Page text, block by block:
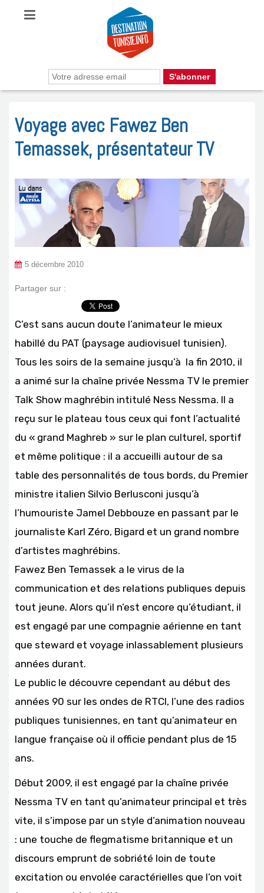
Voyage avec Fawez Ben
Temassek, présentateur TV
5 décembre 2010
Partager sur :
C’est sans aucun doute l’animateur le mieux
habillé du PAT (paysage audiovisuel tunisien).
Tous les soirs de la semaine jusqu’à la fin 2010, il
a animé sur la chaîne privée Nessma TV le premier
Talk Show maghrébin intitulé Ness Nessma. Il a
reçu sur le plateau tous ceux qui font l’actualité
du « grand Maghreb » sur le plan culturel, sportif
et même politique : il a accueilli autour de sa
table des personnalités de tous bords, du Premier
ministre italien Silvio Berlusconi jusqu’à
l’humouriste Jamel Debbouze en passant par le
journaliste Karl Zéro, Bigard et un grand nombre
d’artistes maghrébins.
Fawez Ben Temassek a le virus de la
communication et des relations publiques depuis
tout jeune. Alors qu’il n’est encore qu’étudiant, il
est engagé par une compagnie aérienne en tant
que steward et voyage inlassablement plusieurs
années durant.
Le public le découvre cependant au début des
années 90 sur les ondes de RTCI, l’une des radios
publiques tunisiennes, en tant qu’animateur en
langue française où il officie pendant plus de 15
ans.
Début 2009, il est engagé par la chaîne privée
Nessma TV en tant qu’animateur principal et très
vite, il s’impose par un style d’animation nouveau
: une touche de flegmatisme britannique et un
discours emprunt de sobriété loin de toute
excitation ou envolée caractérielles que l’on voit